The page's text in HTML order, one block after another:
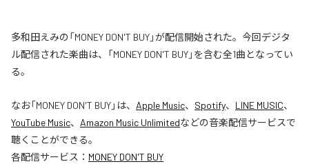
多和田えみの「MONEY DON'T BUY」が配信開始された。今回デジタ
ル配信された楽曲は、「MONEY DON'T BUY」を含む全1曲となってい
る。
なお「MONEY DON'T BUY」は、 Apple Music、 Spotify、 LINE MUSIC、
YouTube Music、 Amazon Music Unlimitedなどの音楽配信サービスで
聴くことができる。
各配信サービス： MONEY DON'T BUY